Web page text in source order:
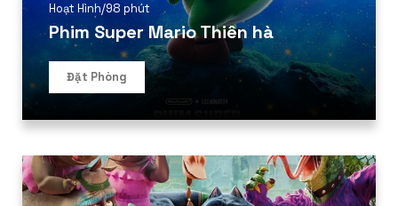
Hoạt Hình/98 phút
Phim Super Mario Thiên hà
Đặt Phòng